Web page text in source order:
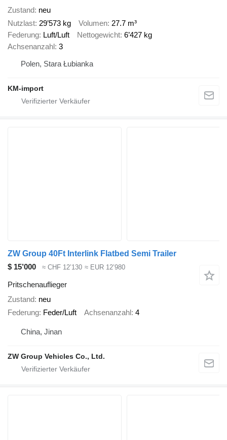
Zustand neu
Nutzlast 29’573 kg Volumen 27.7 m³
Federung Luft/Luft Nettogewicht 6’427 kg
Achsenanzahl 3
Polen, Stara Łubianka
KM-import
ZW Group 40Ft Interlink Flatbed Semi Trailer
$ 15’000
≈ CHF 12’130 ≈ EUR 12’980
Pritschenauflieger
Zustand neu
Federung Feder/Luft Achsenanzahl 4
China, Jinan
ZW Group Vehicles Co., Ltd.